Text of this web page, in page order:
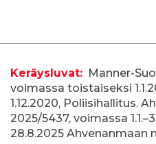
T
i
e
Keräysluvat: Manner-
voimassa toistaiseksi
1.12.2020, Poliisihallitus.
2025/5437, voimassa
28.8.2025 Ahvenanmaan